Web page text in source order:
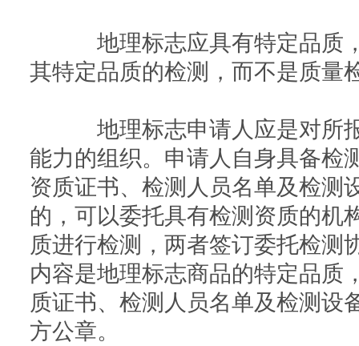
地理标志应具有特定品质
其特定品质的检测，而不是质量
地理标志申请人应是对所
能力的组织。申请人自身具备检
资质证书、检测人员名单及检测
的，可以委托具有检测资质的机
质进行检测，两者签订委托检测
内容是地理标志商品的特定品质
质证书、检测人员名单及检测设
方公章。